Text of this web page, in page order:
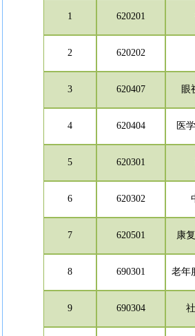
1 620201
2 620202
3 620407 眼
4 620404 医
5 620301
6 620302
7 620501 康
8 690301 老年
9 690304